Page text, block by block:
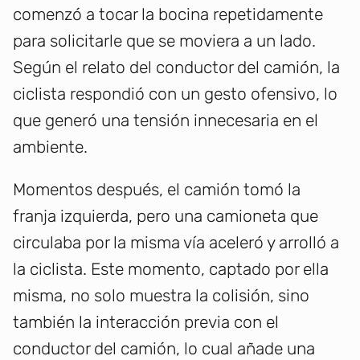
comenzó a tocar la bocina repetidamente
para solicitarle que se moviera a un lado.
Según el relato del conductor del camión, la
ciclista respondió con un gesto ofensivo, lo
que generó una tensión innecesaria en el
ambiente.
Momentos después, el camión tomó la
franja izquierda, pero una camioneta que
circulaba por la misma vía aceleró y arrolló a
la ciclista. Este momento, captado por ella
misma, no solo muestra la colisión, sino
también la interacción previa con el
conductor del camión, lo cual añade una